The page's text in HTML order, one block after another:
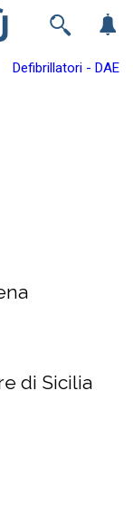
Defibrillatori - DAE
di Sicilia